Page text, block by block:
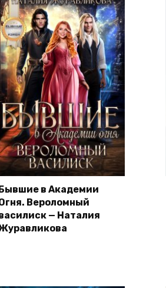
в Академии
Вероломный
— Наталия